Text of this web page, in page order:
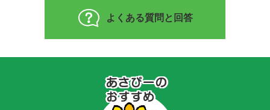
よくある質問と回答